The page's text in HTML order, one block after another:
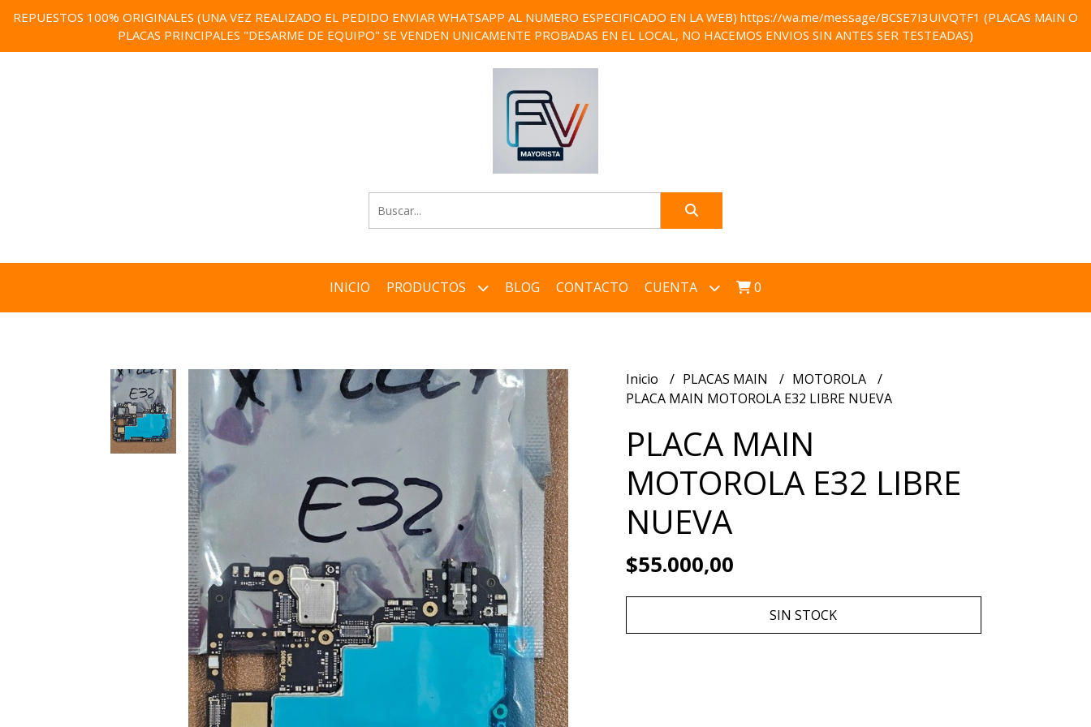
REPUESTOS 100% ORIGINALES (UNA VEZ REALIZADO EL PEDIDO ENVIAR WHATSAPP AL NUMERO ESPECIFICADO EN LA WEB) https://wa.me/message/BCSE7I3UIVQTF1 (PLACAS MAIN O
PLACAS PRINCIPALES "DESARME DE EQUIPO" SE VENDEN UNICAMENTE PROBADAS EN EL LOCAL, NO HACEMOS ENVIOS SIN ANTES SER TESTEADAS)
INICIO PRODUCTOS BLOG CONTACTO CUENTA 0
Inicio PLACAS MAIN
MOTOROLA
PLACA MAIN MOTOROLA E32 LIBRE NUEVA
PLACA MAIN
MOTOROLA E32 LIBRE
NUEVA
$55.000,00
SIN STOCK